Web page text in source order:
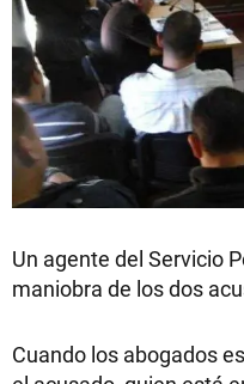
Un agente del Servicio
maniobra de los dos
Cuando los abogados